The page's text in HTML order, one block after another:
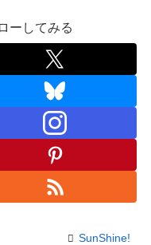
ーしてみる
SunShine!